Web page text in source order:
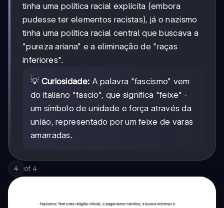
tinha uma política racial explícita (embora
pudesse ter elementos racistas), já o nazismo
tinha uma política racial central que buscava a
"pureza ariana" e a eliminação de "raças
inferiores".
💡 Curiosidade: A palavra "fascismo" vem
do italiano "fascio", que significa "feixe" -
um símbolo de unidade e força através da
união, representado por um feixe de varas
amarradas.
4 of 4